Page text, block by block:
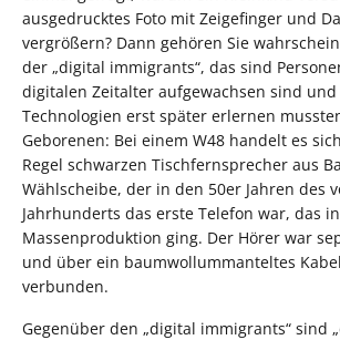
ausgedrucktes Foto mit Zeigefinger und
vergrößern? Dann gehören Sie
der „digital immigrants“, das sind
digitalen Zeitalter aufgewachsen sind
Technologien erst später erlernen
Geborenen: Bei einem W48 handelt es
Regel schwarzen Tischfernsprecher aus
Wählscheibe, der in den 50er Jahren des
Jahrhunderts das erste Telefon war, das in
Massenproduktion ging. Der Hörer war
und über ein baumwollummanteltes
verbunden.
Gegenüber den „digital immigrants“ sind